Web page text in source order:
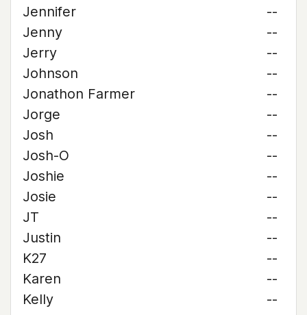
Jennifer
--
Jenny
--
Jerry
--
Johnson
--
Jonathon Farmer
--
Jorge
--
Josh
--
Josh-O
--
Joshie
--
Josie
--
JT
--
Justin
--
K27
--
Karen
--
Kelly
--